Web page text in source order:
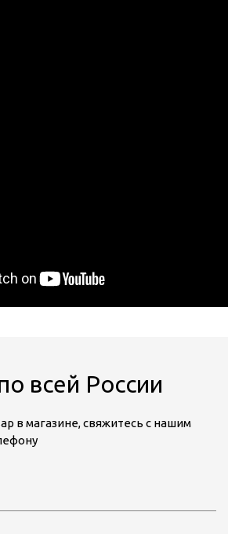
всей России
в магазине, свяжитесь с нашим